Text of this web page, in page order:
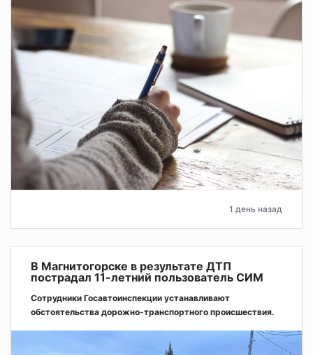
1 день назад
В Магнитогорске в результате ДТП
пострадал 11-летний пользователь СИМ
Сотрудники Госавтоинспекции устанавливают
обстоятельства дорожно-транспортного происшествия.